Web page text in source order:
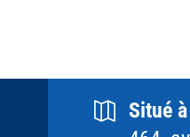
Situé